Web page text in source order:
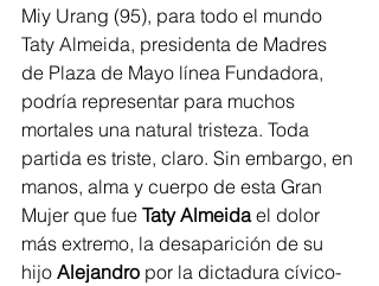
Miy Urang (95), para todo el mundo
Taty Almeida, presidenta de Madres
de Plaza de Mayo línea Fundadora,
podría representar para muchos
mortales una natural tristeza. Toda
partida es triste, claro. Sin embargo, en
manos, alma y cuerpo de esta Gran
Mujer que fue Taty Almeida el dolor
más extremo, la desaparición de su
hijo Alejandro por la dictadura cívico-